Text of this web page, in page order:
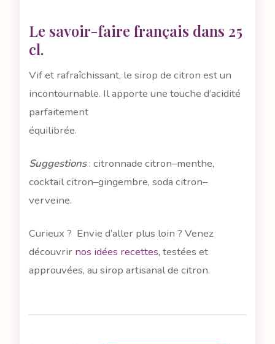
Le savoir-faire français dans 25
cl.
Vif et rafraîchissant, le sirop de citron est un
incontournable. Il apporte une touche d’acidité
parfaitement
équilibrée.
Suggestions: citronnade citron–menthe,
cocktail citron–gingembre, soda citron–
verveine.
Curieux ? Envie d’aller plus loin ? Venez
découvrir nos idées recettes, testées et
approuvées, au sirop artisanal de citron.